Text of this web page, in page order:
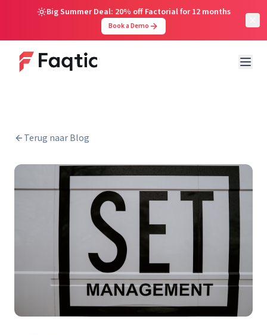
Big Summer Deal: 20% off Factorial for 12 months
Book a Demo
Terug naar Blog